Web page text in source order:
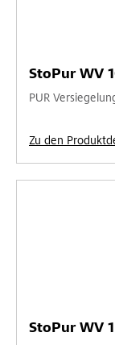
StoPur WV
PUR
Zu den
StoPur WV